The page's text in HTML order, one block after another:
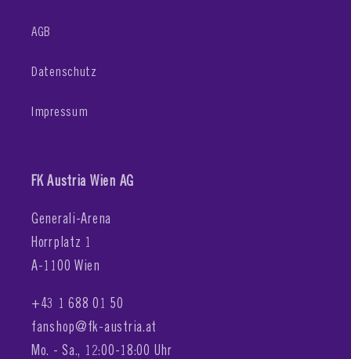
AGB
Datenschutz
Impressum
FK Austria Wien AG
Generali-Arena
Horrplatz 1
A-1100 Wien
+43 1 688 01 50
fanshop@fk-austria.at
Mo. - Sa., 12:00-18:00 Uhr